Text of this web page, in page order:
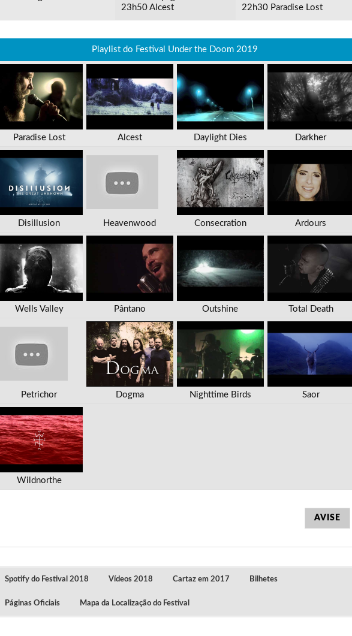
23h50 Alcest
22h30 Paradise Lost
Playlist do Festival Under the Doom 2019
Paradise Lost Alcest Daylight Dies Darkher
Disillusion Heavenwood Consecration Ardours
Wells Valley Pântano Outshine Total Death
Petrichor Dogma Nighttime Birds Saor
Wildnorthe
AVISE
Spotify do Festival 2018 Vídeos 2018 Cartaz em 2017 Bilhetes
Páginas Oficiais Mapa da Localização do Festival